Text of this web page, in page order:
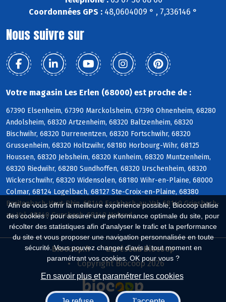
Afin de vous offrir la meilleure expérience possible, Biocoop utilise
des cookies : pour assurer une performance optimale du site, pour
récolter des statistiques afin d'analyser le trafic et la performance
du site et vous proposer une navigation personnalisée en toute
sécurité. Vous pouvez changer d'avis à tout moment en
paramétrant vos cookies. OK pour vous ?
En savoir plus et paramétrer les cookies
Coordonnées GPS : 48,0604009 ° , 7,336146 °
Nous suivre sur
Votre magasin Les Erlen (68000) est proche de :
67390 Elsenheim, 67390 Marckolsheim, 67390 Ohnenheim, 68280
Andolsheim, 68320 Artzenheim, 68320 Baltzenheim, 68320
Bischwihr, 68320 Durrenentzen, 68320 Fortschwihr, 68320
Grussenheim, 68320 Holtzwihr, 68180 Horbourg-Wihr, 68125
Houssen, 68320 Jebsheim, 68320 Kunheim, 68320 Muntzenheim,
68320 Riedwihr, 68280 Sundhoffen, 68320 Urschenheim, 68320
Wickerschwihr, 68320 Widensolen, 68180 Wihr-en-Plaine, 68000
Colmar, 68124 Logelbach, 68127 Ste-Croix-en-Plaine, 68380
Breitenbach-Haut-Rhin, 68140 Eschbach-au-Val, 68140 Griesbach-
au-Val, 68140 Gunsbach, 68140 Hohrod
Biocoop.fr
Le réseau Biocoop
Copyright Biocoop 2026